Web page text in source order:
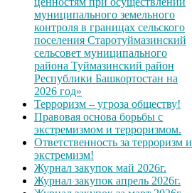
муниципального земельного
контроля в границах сельского
поселения Старотуймазинский
сельсовет муниципального
района Туймазинский район
Республики Башкортостан на
2026 год»
Терроризм – угроза обществу!
Правовая основа борьбы с
экстремизмом и терроризмом.
Ответственность за терроризм и
экстремизм!
Журнал закупок май 2026г.
Журнал закупок апрель 2026г.